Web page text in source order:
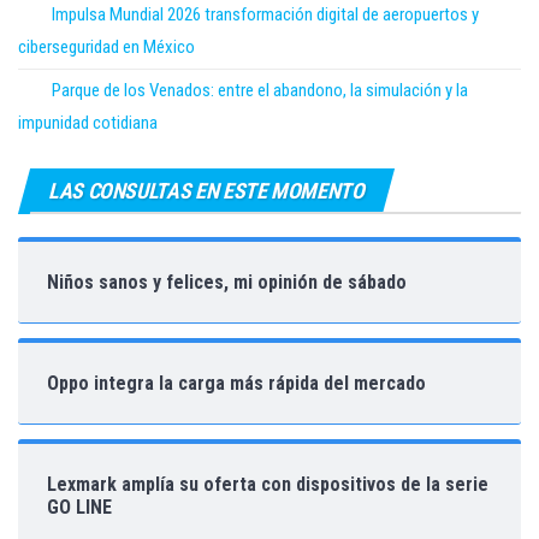
Impulsa Mundial 2026 transformación digital de aeropuertos y
ciberseguridad en México
Parque de los Venados: entre el abandono, la simulación y la
impunidad cotidiana
LAS CONSULTAS EN ESTE MOMENTO
Niños sanos y felices, mi opinión de sábado
Oppo integra la carga más rápida del mercado
Lexmark amplía su oferta con dispositivos de la serie
GO LINE